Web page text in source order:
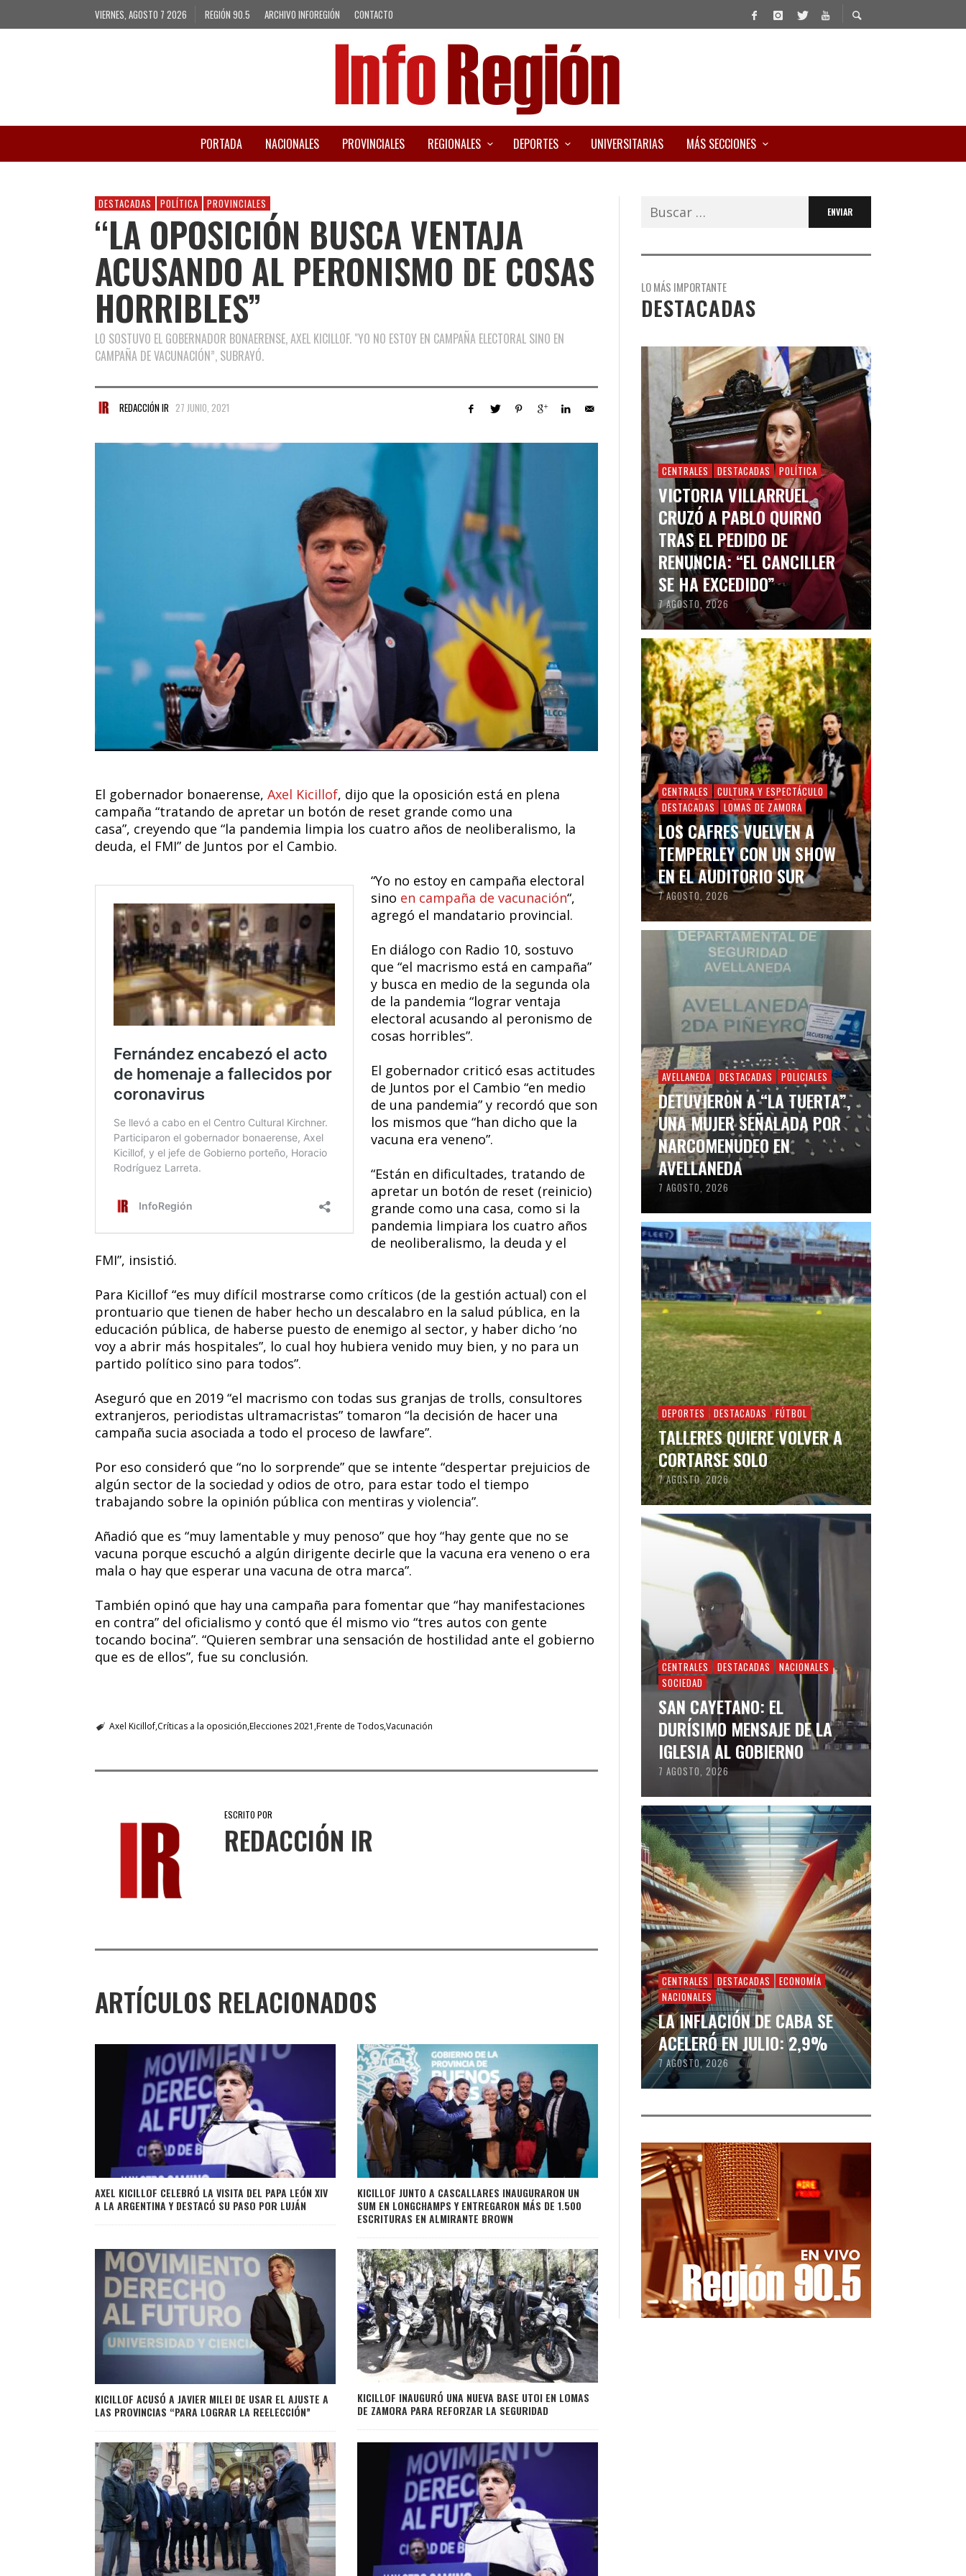
VIERNES, AGOSTO 7 2026 REGIÓN 90.5 ARCHIVO INFOREGIÓN CONTACTO
PORTADA NACIONALES PROVINCIALES REGIONALES DEPORTES UNIVERSITARIAS MÁS SECCIONES
DESTACADAS POLÍTICA PROVINCIALES
“LA OPOSICIÓN BUSCA VENTAJA
ACUSANDO AL PERONISMO DE COSAS
HORRIBLES”
LO SOSTUVO EL GOBERNADOR BONAERENSE, AXEL KICILLOF. "YO NO ESTOY EN CAMPAÑA ELECTORAL SINO EN
CAMPAÑA DE VACUNACIÓN”, SUBRAYÓ.
REDACCIÓN IR 27 JUNIO, 2021
El gobernador bonaerense, Axel Kicillof, dijo que la oposición está en plena
campaña “tratando de apretar un botón de reset grande como una
casa”, creyendo que “la pandemia limpia los cuatro años de neoliberalismo, la
deuda, el FMI” de Juntos por el Cambio.
“Yo no estoy en campaña electoral
sino en campaña de vacunación“,
agregó el mandatario provincial.
En diálogo con Radio 10, sostuvo
que “el macrismo está en campaña”
y busca en medio de la segunda ola
de la pandemia “lograr ventaja
electoral acusando al peronismo de
cosas horribles”.
El gobernador criticó esas actitudes
de Juntos por el Cambio “en medio
de una pandemia” y recordó que son
los mismos que “han dicho que la
vacuna era veneno”.
“Están en dificultades, tratando de
apretar un botón de reset (reinicio)
grande como una casa, como si la
pandemia limpiara los cuatro años
de neoliberalismo, la deuda y el
FMI”, insistió.
Para Kicillof “es muy difícil mostrarse como críticos (de la gestión actual) con el
prontuario que tienen de haber hecho un descalabro en la salud pública, en la
educación pública, de haberse puesto de enemigo al sector, y haber dicho ‘no
voy a abrir más hospitales”, lo cual hoy hubiera venido muy bien, y no para un
partido político sino para todos”.
Aseguró que en 2019 “el macrismo con todas sus granjas de trolls, consultores
extranjeros, periodistas ultramacristas” tomaron “la decisión de hacer una
campaña sucia asociada a todo el proceso de lawfare”.
Por eso consideró que “no lo sorprende” que se intente “despertar prejuicios de
algún sector de la sociedad y odios de otro, para estar todo el tiempo
trabajando sobre la opinión pública con mentiras y violencia”.
Añadió que es “muy lamentable y muy penoso” que hoy “hay gente que no se
vacuna porque escuchó a algún dirigente decirle que la vacuna era veneno o era
mala o hay que esperar una vacuna de otra marca”.
También opinó que hay una campaña para fomentar que “hay manifestaciones
en contra” del oficialismo y contó que él mismo vio “tres autos con gente
tocando bocina”. “Quieren sembrar una sensación de hostilidad ante el gobierno
que es de ellos”, fue su conclusión.
Axel KicillofCríticas a la oposición Elecciones 2021 Frente de TodosVacunación
ESCRITO POR
REDACCIÓN IR
ARTÍCULOS RELACIONADOS
AXEL KICILLOF CELEBRÓ LA VISITA DEL PAPA LEÓN XIV
A LA ARGENTINA Y DESTACÓ SU PASO POR LUJÁN
KICILLOF JUNTO A CASCALLARES INAUGURARON UN
SUM EN LONGCHAMPS Y ENTREGARON MÁS DE 1.500
ESCRITURAS EN ALMIRANTE BROWN
KICILLOF ACUSÓ A JAVIER MILEI DE USAR EL AJUSTE A
LAS PROVINCIAS “PARA LOGRAR LA REELECCIÓN”
KICILLOF INAUGURÓ UNA NUEVA BASE UTOI EN LOMAS
DE ZAMORA PARA REFORZAR LA SEGURIDAD
Buscar:
LO MÁS IMPORTANTE
DESTACADAS
CENTRALES DESTACADAS POLÍTICA
VICTORIA VILLARRUEL
CRUZÓ A PABLO QUIRNO
TRAS EL PEDIDO DE
RENUNCIA: “EL CANCILLER
SE HA EXCEDIDO”
7 AGOSTO, 2026
CENTRALES
CULTURA Y ESPECTÁCULO
DESTACADAS
LOMAS DE ZAMORA
LOS CAFRES VUELVEN A
TEMPERLEY CON UN SHOW
EN EL AUDITORIO SUR
7 AGOSTO, 2026
AVELLANEDA DESTACADAS POLICIALES
DETUVIERON A “LA TUERTA”,
UNA MUJER SEÑALADA POR
NARCOMENUDEO EN
AVELLANEDA
7 AGOSTO, 2026
DEPORTES DESTACADAS FÚTBOL
TALLERES QUIERE VOLVER A
CORTARSE SOLO
7 AGOSTO, 2026
CENTRALES DESTACADAS
NACIONALES
SOCIEDAD
SAN CAYETANO: EL
DURÍSIMO MENSAJE DE LA
IGLESIA AL GOBIERNO
7 AGOSTO, 2026
CENTRALES DESTACADAS
ECONOMÍA
NACIONALES
LA INFLACIÓN DE CABA SE
ACELERÓ EN JULIO: 2,9%
7 AGOSTO, 2026